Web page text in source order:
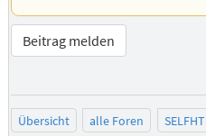
Beitrag melden
Übersicht alle Foren